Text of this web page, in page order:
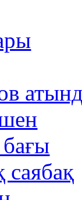
бағы
саябақ